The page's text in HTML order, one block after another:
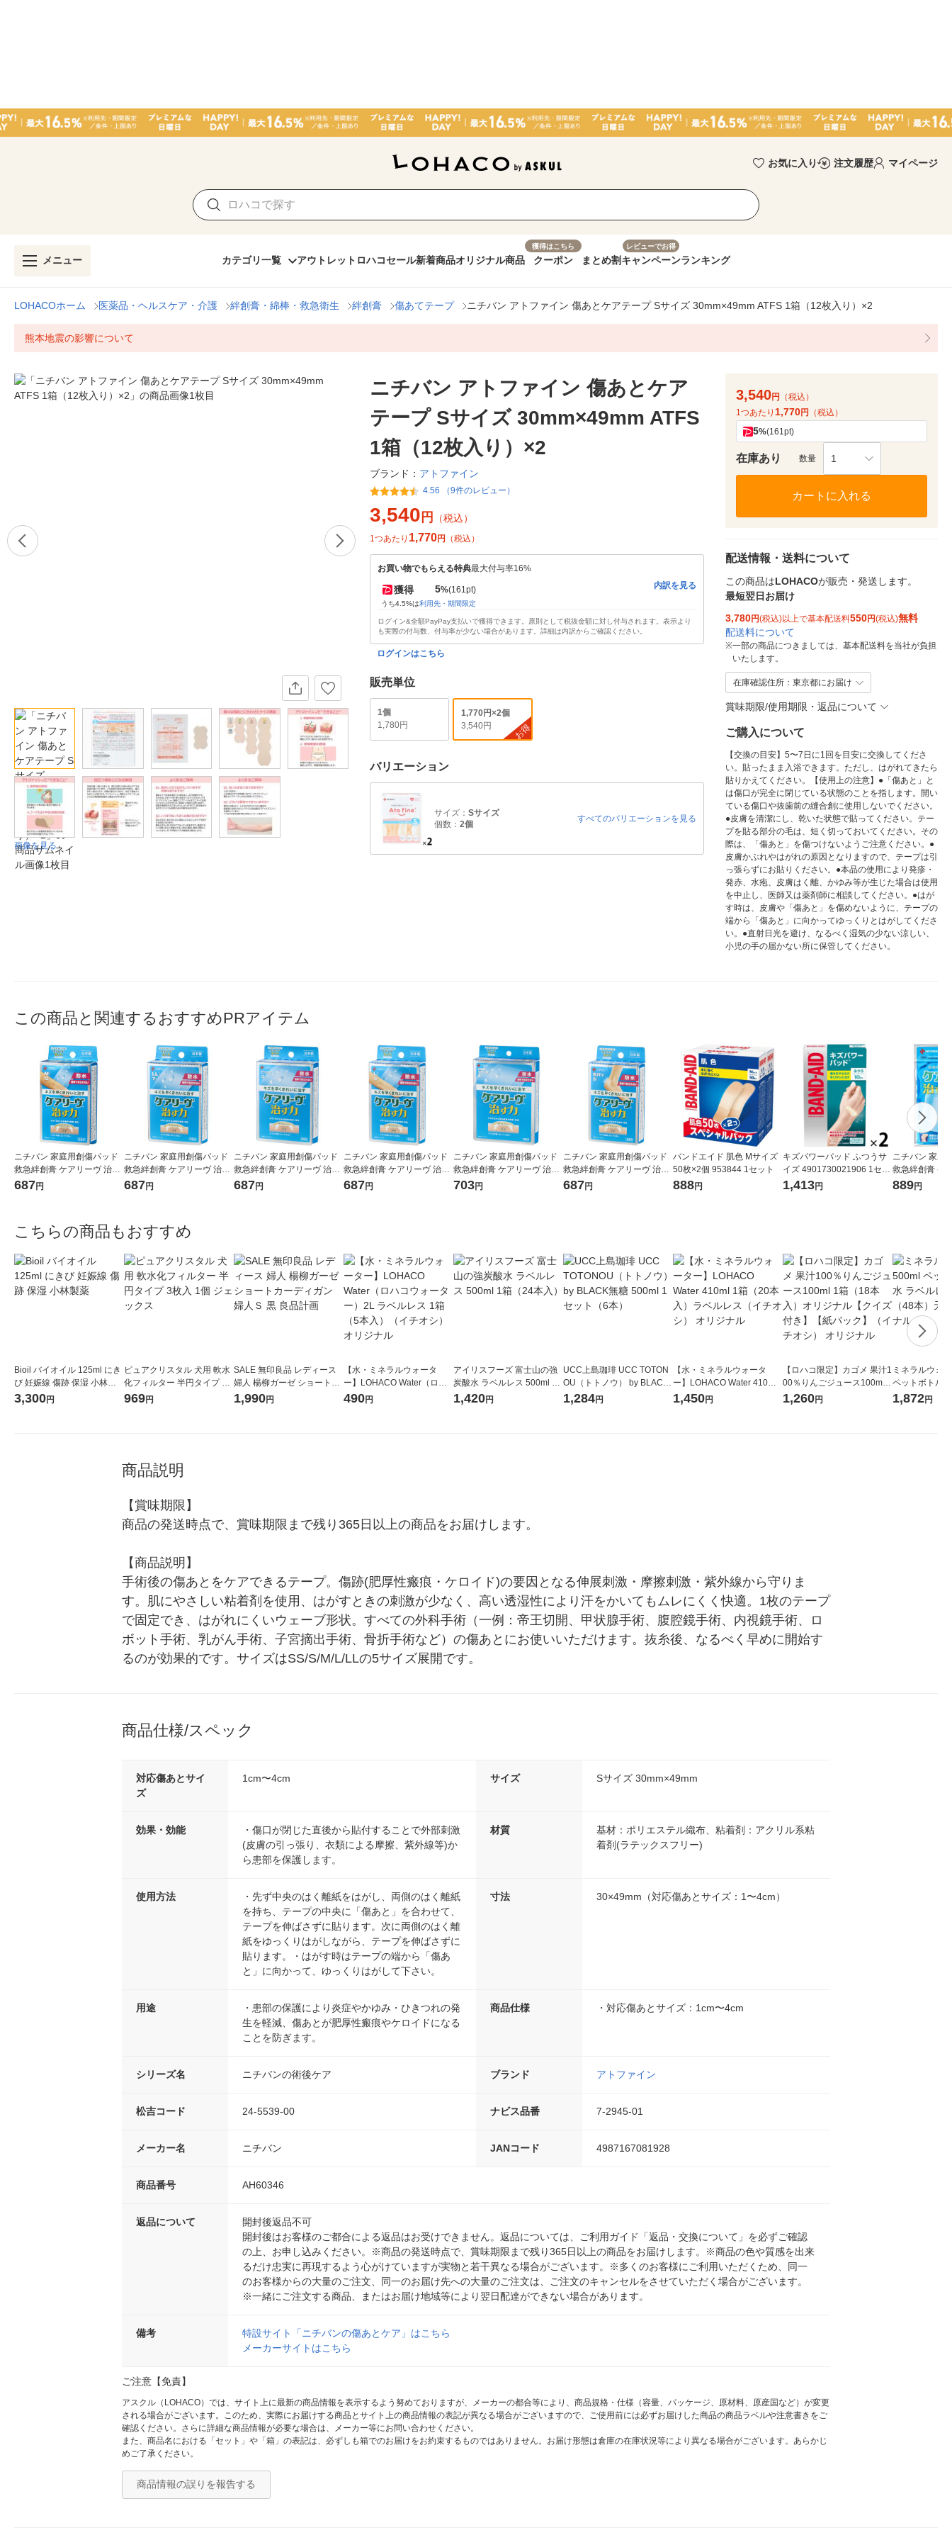
お気に入り 注文履歴 マイページ
メニュー カテゴリ一覧 アウトレット ロハコセール新着商品オリジナル商品
獲得はこちら
クーポン まとめ割
レビューでお得
キャンペーンランキング
LOHACOホーム 医薬品・ヘルスケア・介護 絆創膏・綿棒・救急衛生 絆創膏 傷あてテープ ニチバン アトファイン 傷あとケアテープ Sサイズ 30mm×49mm ATFS 1箱（12枚入り）×2
熊本地震の影響について
画像を見る
ニチバン アトファイン 傷あとケア
テープ Sサイズ 30mm×49mm ATFS
1箱（12枚入り）×2
ブランド： アトファイン
4.56 （9件のレビュー）
3,540 円 （税込）
1つあたり 1,770円 （税込）
お買い物でもらえる特典最大付与率16%
獲得 5%(161pt)
うち4.5%は利用先・期間限定
内訳を見る
ログイン&全額PayPay支払いで獲得できます。原則として税抜金額に対し付与されます。表示より
も実際の付与数、付与率が少ない場合があります。詳細は内訳からご確認ください。
ログインはこちら
販売単位
1個
1,780円
1,770円×2個
3,540円
お得
バリエーション
サイズ： Sサイズ
個数： 2個
すべてのバリエーションを見る
3,540円
（税込）
1つあたり 1,770円 （税込）
5%(161pt)
在庫あり 数量 1
カートに入れる
配送情報・送料について
この商品はLOHACOが販売・発送します。
最短翌日お届け
3,780円(税込)以上で基本配送料550円(税込)無料
配送料について
※一部の商品につきましては、基本配送料を当社が負担
いたします。
在庫確認住所：東京都にお届け
賞味期限/使用期限・返品について
ご購入について
【交換の目安】5〜7日に1回を目安に交換してくださ
い。貼ったまま入浴できます。ただし、はがれてきたら
貼りかえてください。【使用上の注意】●「傷あと」と
は傷口が完全に閉じている状態のことを指します。開い
ている傷口や抜歯前の縫合創に使用しないでください。
●皮膚を清潔にし、乾いた状態で貼ってください。テー
プを貼る部分の毛は、短く切っておいてください。その
際は、「傷あと」を傷つけないようご注意ください。●
皮膚かぶれやはがれの原因となりますので、テープは引
っ張らずにお貼りください。●本品の使用により発疹・
発赤、水疱、皮膚はく離、かゆみ等が生じた場合は使用
を中止し、医師又は薬剤師に相談してください。●はが
す時は、皮膚や「傷あと」を傷めないように、テープの
端から「傷あと」に向かってゆっくりとはがしてくださ
い。●直射日光を避け、なるべく湿気の少ない涼しい、
小児の手の届かない所に保管してください。
この商品と関連するおすすめPRアイテム
ニチバン 家庭用創傷パッド
救急絆創膏 ケアリーヴ 治す
力 防水タイプ Mサイズ 25m
687円
ニチバン 家庭用創傷パッド
救急絆創膏 ケアリーヴ 治す
力 防水タイプ LLサイズ 50m
687円
ニチバン 家庭用創傷パッド
救急絆創膏 ケアリーヴ 治す
力 防水タイプ ビッグサイズ
687円
ニチバン 家庭用創傷パッド
救急絆創膏 ケアリーヴ 治す
力 防水タイプ Lサイズ 30m
687円
ニチバン 家庭用創傷パッド
救急絆創膏 ケアリーヴ 治す
力 防水タイプ ジャンボサイ
703円
ニチバン 家庭用創傷パッド
救急絆創膏 ケアリーヴ 治す
力 防水タイプ 扇型サイズ 37
687円
バンドエイド 肌色 Mサイズ
50枚×2個 953844 1セット
888円
キズパワーパッド ふつうサ
イズ 4901730021906 1セッ
ト(2箱)
1,413円
ニチバン 家庭
救急絆創膏 ケ
力 防水タイプ
889円
こちらの商品もおすすめ
Bioil バイオイル 125ml にき
び 妊娠線 傷跡 保湿 小林製
薬
3,300円
ピュアクリスタル 犬用 軟水
化フィルター 半円タイプ 3
枚入 1個 ジェックス
969円
SALE 無印良品 レディース
婦人 楊柳ガーゼ ショートカ
ーディガン 婦人Ｓ 黒 良品計
1,990円
【水・ミネラルウォータ
ー】LOHACO Water（ロハ
コウォーター）2L ラベルレ
490円
アイリスフーズ 富士山の強
炭酸水 ラベルレス 500ml 1
箱（24本入）
1,420円
UCC上島珈琲 UCC TOTON
OU（トトノウ） by BLACK
無糖 500ml 1セット（6本）
1,284円
【水・ミネラルウォータ
ー】LOHACO Water 410ml
1箱（20本入）ラベルレス
1,450円
【ロハコ限定】カゴメ 果汁1
00％りんごジュース100ml 1
箱（18本入）オリジナル
1,260円
ミネラルウォ
ペットボトル
ス 1セット（
1,872円
商品説明
【賞味期限】
商品の発送時点で、賞味期限まで残り365日以上の商品をお届けします。
【商品説明】
手術後の傷あとをケアできるテープ。傷跡(肥厚性瘢痕・ケロイド)の要因となる伸展刺激・摩擦刺激・紫外線から守りま
す。肌にやさしい粘着剤を使用、はがすときの刺激が少なく、高い透湿性により汗をかいてもムレにくく快適。1枚のテープ
で固定でき、はがれにくいウェーブ形状。すべての外科手術（一例：帝王切開、甲状腺手術、腹腔鏡手術、内視鏡手術、ロ
ボット手術、乳がん手術、子宮摘出手術、骨折手術など）の傷あとにお使いいただけます。抜糸後、なるべく早めに開始す
るのが効果的です。サイズはSS/S/M/L/LLの5サイズ展開です。
商品仕様/スペック
対応傷あとサイ
ズ
1cm〜4cm サイズ Sサイズ 30mm×49mm
効果・効能
・傷口が閉じた直後から貼付することで外部刺激
(皮膚の引っ張り、衣類による摩擦、紫外線等)か
ら患部を保護します。
材質
基材：ポリエステル織布、粘着剤：アクリル系粘
着剤(ラテックスフリー)
使用方法
・先ず中央のはく離紙をはがし、両側のはく離紙
を持ち、テープの中央に「傷あと」を合わせて、
テープを伸ばさずに貼ります。次に両側のはく離
紙をゆっくりはがしながら、テープを伸ばさずに
貼ります。・はがす時はテープの端から「傷あ
と」に向かって、ゆっくりはがして下さい。
寸法 30×49mm（対応傷あとサイズ：1〜4cm）
用途
・患部の保護により炎症やかゆみ・ひきつれの発
生を軽減、傷あとが肥厚性瘢痕やケロイドになる
ことを防ぎます。
商品仕様 ・対応傷あとサイズ：1cm〜4cm
シリーズ名 ニチバンの術後ケア ブランド アトファイン
松吉コード 24-5539-00 ナビス品番 7-2945-01
メーカー名 ニチバン JANコード 4987167081928
商品番号 AH60346
返品について
開封後返品不可
開封後はお客様のご都合による返品はお受けできません。返品については、ご利用ガイド「返品・交換について」を必ずご確認
の上、お申し込みください。※商品の発送時点で、賞味期限まで残り365日以上の商品をお届けします。※商品の色や質感を出来
るだけ忠実に再現するよう心がけていますが実物と若干異なる場合がございます。※多くのお客様にご利用いただくため、同一
のお客様からの大量のご注文、同一のお届け先への大量のご注文は、ご注文のキャンセルをさせていただく場合がございます。
※一緒にご注文する商品、またはお届け地域等により翌日配達ができない場合があります。
備考
特設サイト「ニチバンの傷あとケア」はこちら
メーカーサイトはこちら
ご注意【免責】
アスクル（LOHACO）では、サイト上に最新の商品情報を表示するよう努めておりますが、メーカーの都合等により、商品規格・仕様（容量、パッケージ、原材料、原産国など）が変更
される場合がございます。このため、実際にお届けする商品とサイト上の商品情報の表記が異なる場合がございますので、ご使用前には必ずお届けした商品の商品ラベルや注意書きをご
確認ください。さらに詳細な商品情報が必要な場合は、メーカー等にお問い合わせください。
また、商品名における「セット」や「箱」の表記は、必ずしも箱でのお届けをお約束するものではありません。お届け形態は倉庫の在庫状況等により異なる場合がございます。あらかじ
めご了承ください。
商品情報の誤りを報告する